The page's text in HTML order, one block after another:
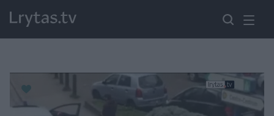
Paremkite Ukrainą